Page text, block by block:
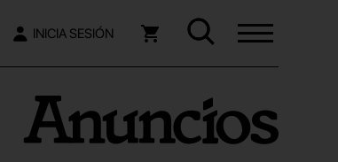
INICIA SESIÓN